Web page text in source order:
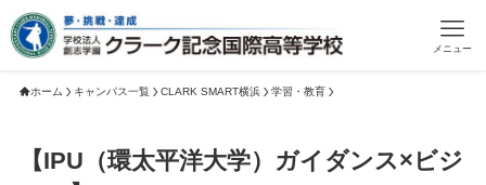
メニュー
ホーム キャンパス一覧 CLARK SMART横浜 学習・教育
【IPU（環太平洋大学）ガイダンス×ビジ